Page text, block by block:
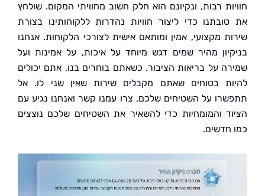
רבות, ונקיונם הוא חלק חשוב מחוויתי המקום. שולחץ
כדי ליצור חוויות נהדרות ללקוחותינו בצורת
מקצועי, אמין ומותאם אישית לצורכי הלקוחות. אנחנו
מהיר שמים דגש מיוחד על איכות, על אמינות ועל
על בריאות הציבור. כשאתם בוחרים בנו, אתם יכולים
בטוחים שאתם מקבלים שירות שאין שני לו. אל
על השטיחים שלכם, צרו עמנו קשר ואנחנו נגיע עם
והמומחיות כדי להשאיר את השטיחים שלכם נוצצים